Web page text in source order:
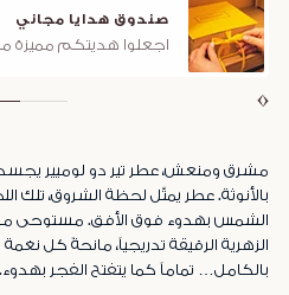
صندوق هدايا مجاني
اجعلوا هديتكم مميزة
مشرق ومنعش، عطر تير دو لوميير
بالأنوثة. عطر يمثّل لحظة الشروق، تلك
الشمس بهدوء فوق الأفق. مستوحى من
الزهرية الرقيقة تدريجياً، مانحةً كل
بالكامل… تماماً كما يتفتح الفجر بهدوء.